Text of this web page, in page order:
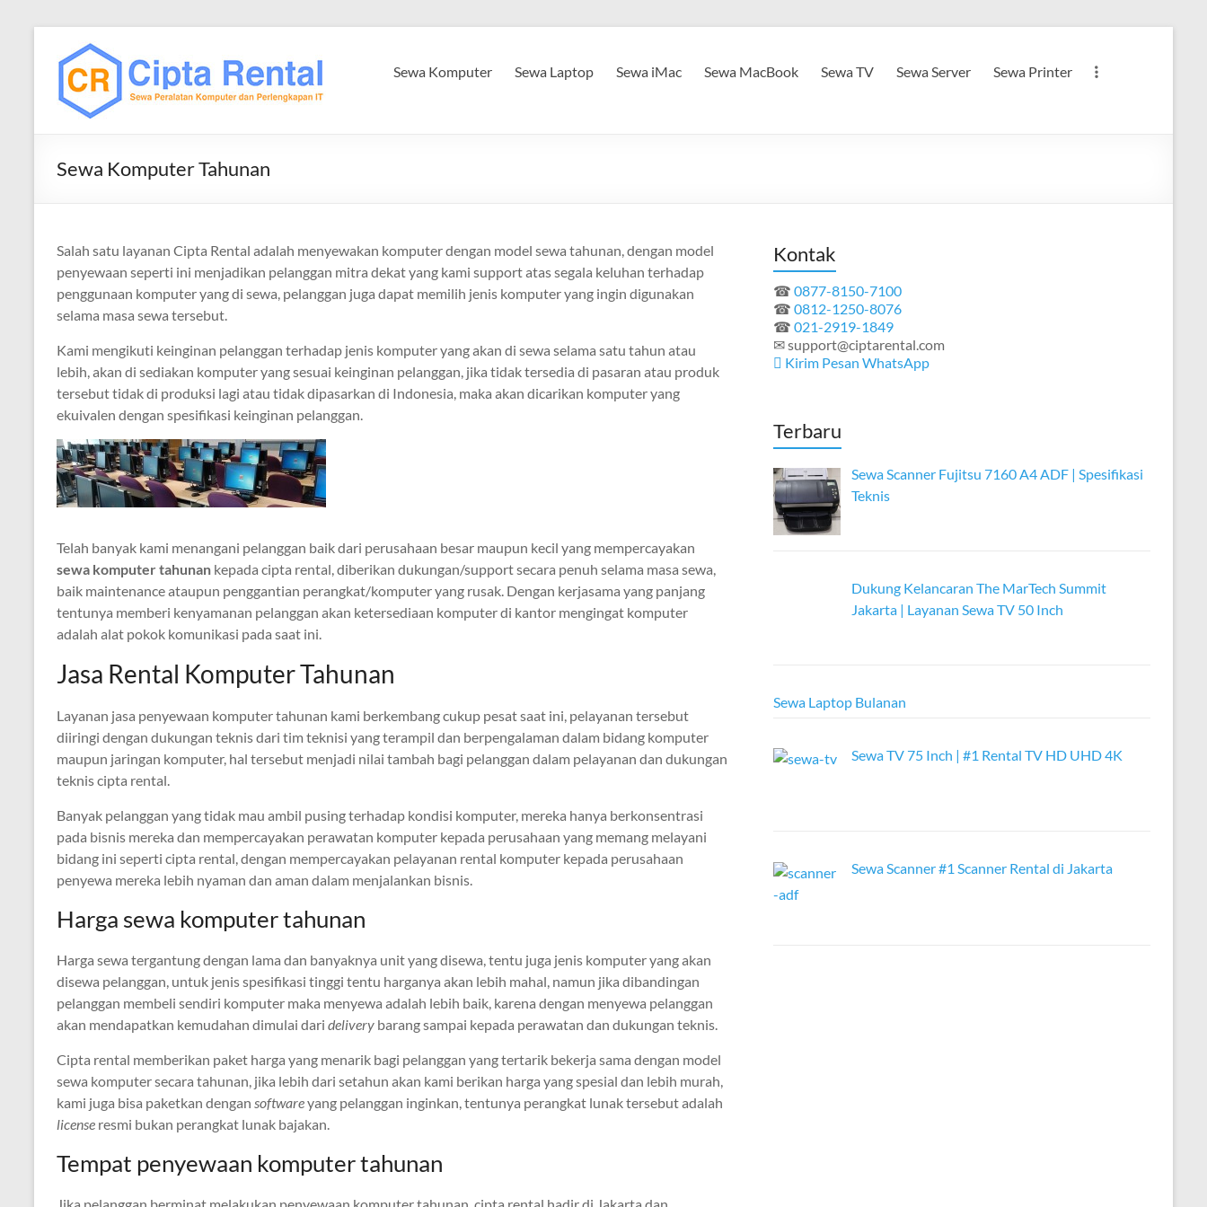
content
Cipta
Rental
Komputer
TV
Sewa Komputer Sewa Laptop Sewa iMac Sewa MacBook Sewa TV Sewa Server Sewa Printer
Sewa Komputer Tahunan
Salah satu layanan Cipta Rental adalah menyewakan komputer dengan model sewa tahunan, dengan model
penyewaan seperti ini menjadikan pelanggan mitra dekat yang kami support atas segala keluhan terhadap
penggunaan komputer yang di sewa, pelanggan juga dapat memilih jenis komputer yang ingin digunakan
selama masa sewa tersebut.
Kami mengikuti keinginan pelanggan terhadap jenis komputer yang akan di sewa selama satu tahun atau
lebih, akan di sediakan komputer yang sesuai keinginan pelanggan, jika tidak tersedia di pasaran atau produk
tersebut tidak di produksi lagi atau tidak dipasarkan di Indonesia, maka akan dicarikan komputer yang
ekuivalen dengan spesifikasi keinginan pelanggan.
Telah banyak kami menangani pelanggan baik dari perusahaan besar maupun kecil yang mempercayakan
sewa komputer tahunan kepada cipta rental, diberikan dukungan/support secara penuh selama masa sewa,
baik maintenance ataupun penggantian perangkat/komputer yang rusak. Dengan kerjasama yang panjang
tentunya memberi kenyamanan pelanggan akan ketersediaan komputer di kantor mengingat komputer
adalah alat pokok komunikasi pada saat ini.
Jasa Rental Komputer Tahunan
Layanan jasa penyewaan komputer tahunan kami berkembang cukup pesat saat ini, pelayanan tersebut
diiringi dengan dukungan teknis dari tim teknisi yang terampil dan berpengalaman dalam bidang komputer
maupun jaringan komputer, hal tersebut menjadi nilai tambah bagi pelanggan dalam pelayanan dan dukungan
teknis cipta rental.
Banyak pelanggan yang tidak mau ambil pusing terhadap kondisi komputer, mereka hanya berkonsentrasi
pada bisnis mereka dan mempercayakan perawatan komputer kepada perusahaan yang memang melayani
bidang ini seperti cipta rental, dengan mempercayakan pelayanan rental komputer kepada perusahaan
penyewa mereka lebih nyaman dan aman dalam menjalankan bisnis.
Harga sewa komputer tahunan
Harga sewa tergantung dengan lama dan banyaknya unit yang disewa, tentu juga jenis komputer yang akan
disewa pelanggan, untuk jenis spesifikasi tinggi tentu harganya akan lebih mahal, namun jika dibandingan
pelanggan membeli sendiri komputer maka menyewa adalah lebih baik, karena dengan menyewa pelanggan
akan mendapatkan kemudahan dimulai dari delivery barang sampai kepada perawatan dan dukungan teknis.
Cipta rental memberikan paket harga yang menarik bagi pelanggan yang tertarik bekerja sama dengan model
sewa komputer secara tahunan, jika lebih dari setahun akan kami berikan harga yang spesial dan lebih murah,
kami juga bisa paketkan dengan softwareyang pelanggan inginkan, tentunya perangkat lunak tersebut adalah
license resmi bukan perangkat lunak bajakan.
Tempat penyewaan komputer tahunan
Kontak
☎ 0877-8150-7100
☎ 0812-1250-8076
☎ 021-2919-1849
✉ support@ciptarental.com
Kirim Pesan WhatsApp
Terbaru
Sewa Scanner Fujitsu 7160 A4 ADF | Spesifikasi
Teknis
Dukung Kelancaran The MarTech Summit
Jakarta | Layanan Sewa TV 50 Inch
Sewa Laptop Bulanan
Sewa TV 75 Inch | #1 Rental TV HD UHD 4K
Sewa Scanner #1 Scanner Rental di Jakarta